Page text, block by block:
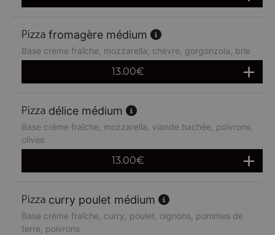
fromagère médium
Base crème fraîche, mozzarella, chèvre, gorgonzola, brie
13.00€
délice médium
Base crème fraîche, mozzarella, viande hachée, poivrons,
olives
13.00€
curry poulet médium
Base crème fraîche, curry, poulet, oignons, pommes de
terre, poivrons